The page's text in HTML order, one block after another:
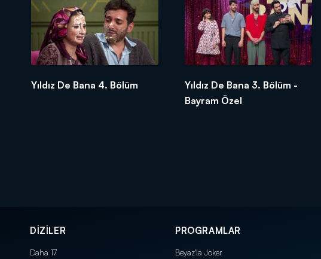
Yıldız De Bana 4. Bölüm
Yıldız De Bana 3. Bölüm -
Bayram Özel
DİZİLER
Daha 17
PROGRAMLAR
Beyaz'la Joker